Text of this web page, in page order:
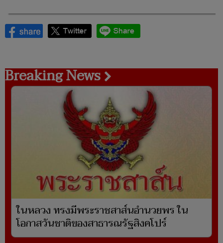
Breaking News
ในหลวง ทรงมีพระราชสาส์นอำนวยพร ใน
โอกาสวันชาติของสาธารณรัฐสิงคโปร์